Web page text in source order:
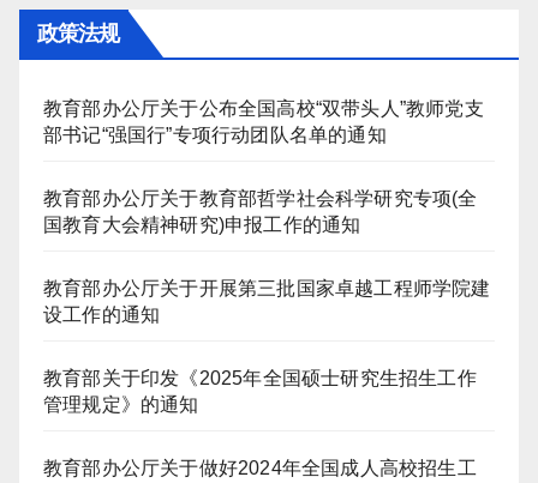
政策法规
教育部办公厅关于公布全国高校“双带头人”教师党支
部书记“强国行”专项行动团队名单的通知
教育部办公厅关于教育部哲学社会科学研究专项(全
国教育大会精神研究)申报工作的通知
教育部办公厅关于开展第三批国家卓越工程师学院建
设工作的通知
教育部关于印发《2025年全国硕士研究生招生工作
管理规定》的通知
教育部办公厅关于做好2024年全国成人高校招生工